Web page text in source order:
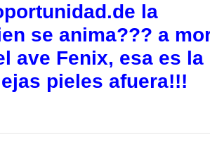
la
se anima??? a
ave Fenix, esa es la
pieles afuera!!!